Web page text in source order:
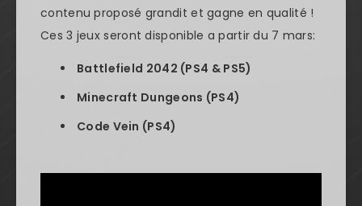
contenu proposé grandit et gagne en qualité !
Ces 3 jeux seront disponible a partir du 7 mars:
Battlefield 2042 (PS4 & PS5)
Minecraft Dungeons (PS4)
Code Vein (PS4)